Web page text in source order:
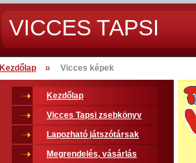
VICCES TAPSI
Kezdőlap Vicces képek
Kezdőlap
Vicces Tapsi zsebkönyv
Lapozható játszótársak
Megrendelés, vásárlás